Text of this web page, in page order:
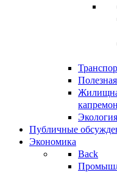
Экология
Публичные
Экономика
Back